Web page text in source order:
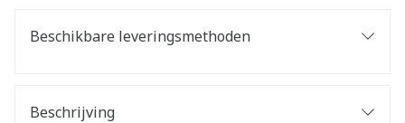
Beschikbare leveringsmethoden
Beschrijving